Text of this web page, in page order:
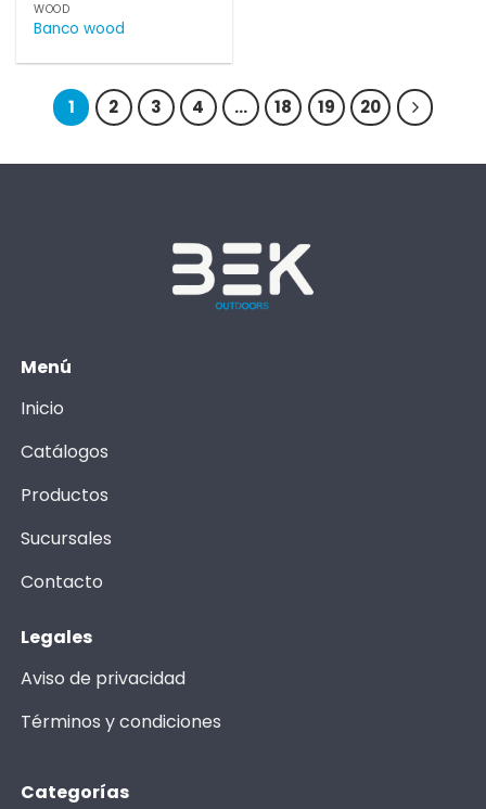
WOOD
Banco wood
1 2 3 4 … 18 19 20
Menú
Inicio
Catálogos
Productos
Sucursales
Contacto
Legales
Aviso de privacidad
Términos y condiciones
Categorías